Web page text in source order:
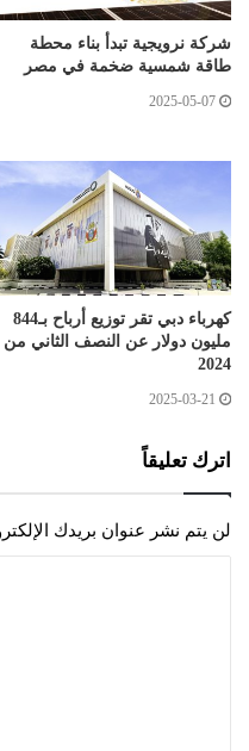
شركة نرويجية تبدأ بناء محطة
طاقة شمسية ضخمة في مصر
2025-05-07
كهرباء دبي تقر توزيع أرباح بـ844
مليون دولار عن النصف الثاني من
2024
2025-03-21
اترك تعليقاً
لن يتم نشر عنوان بريدك